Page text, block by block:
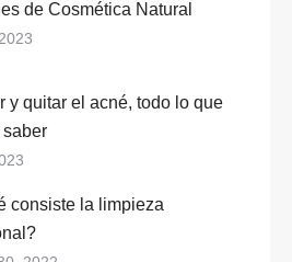
de Cosmética Natural
y quitar el acné, todo lo que
consiste la limpieza